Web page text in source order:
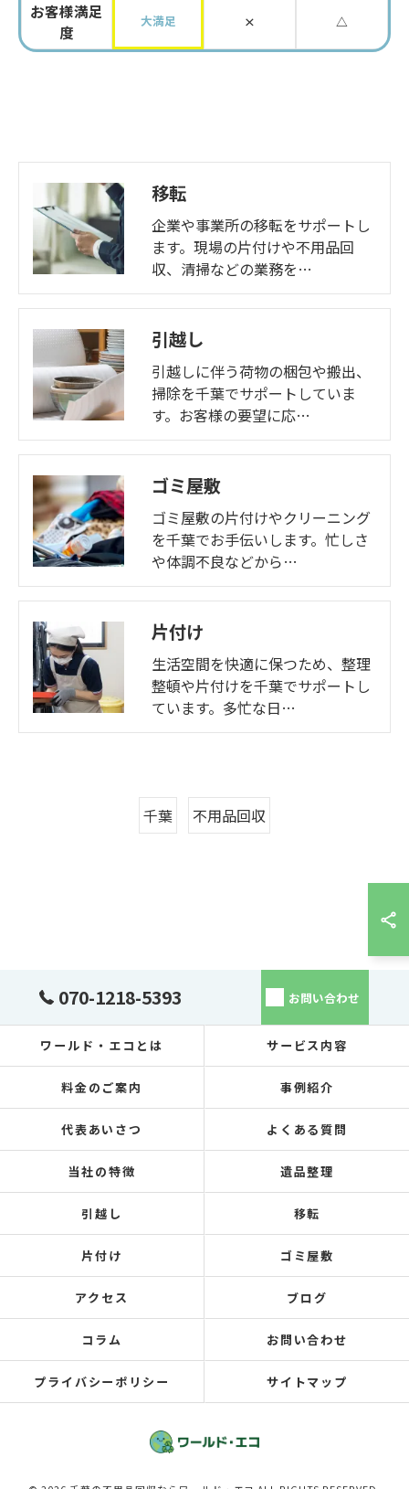
お客様満足
度
大満足 × △
移転
企業や事業所の移転をサポートし
ます。現場の片付けや不用品回
収、清掃などの業務を…
引越し
引越しに伴う荷物の梱包や搬出、
掃除を千葉でサポートしていま
す。お客様の要望に応…
ゴミ屋敷
ゴミ屋敷の片付けやクリーニング
を千葉でお手伝いします。忙しさ
や体調不良などから…
片付け
生活空間を快適に保つため、整理
整頓や片付けを千葉でサポートし
ています。多忙な日…
千葉 不用品回収
070-1218-5393 お問い合わせ
ワールド・エコとは サービス内容
料金のご案内 事例紹介
代表あいさつ よくある質問
当社の特徴 遺品整理
引越し 移転
片付け ゴミ屋敷
アクセス ブログ
コラム お問い合わせ
プライバシーポリシー サイトマップ